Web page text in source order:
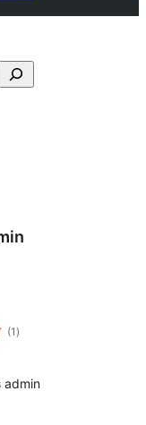
(1 celkové
hodnotenie
)
admin